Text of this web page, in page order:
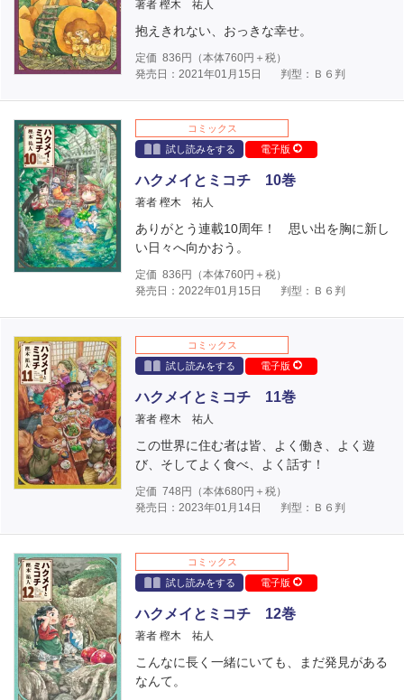
著者 樫木 祐人
抱えきれない、おっきな幸せ。
定価 836 円（本体760円＋税）
発売日：2021年01月15日
判型：Ｂ６判
コミックス
試し読みをする
電子版
ハクメイとミコチ 10巻
著者 樫木 祐人
ありがとう連載10周年！ 思い出を胸に新し
い日々へ向かおう。
定価 836 円（本体760円＋税）
発売日：2022年01月15日
判型：Ｂ６判
コミックス
試し読みをする
電子版
ハクメイとミコチ 11巻
著者 樫木 祐人
この世界に住む者は皆、よく働き、よく遊
び、そしてよく食べ、よく話す！
定価 748 円（本体680円＋税）
発売日：2023年01月14日
判型：Ｂ６判
コミックス
試し読みをする
電子版
ハクメイとミコチ 12巻
著者 樫木 祐人
こんなに長く一緒にいても、まだ発見がある
なんて。